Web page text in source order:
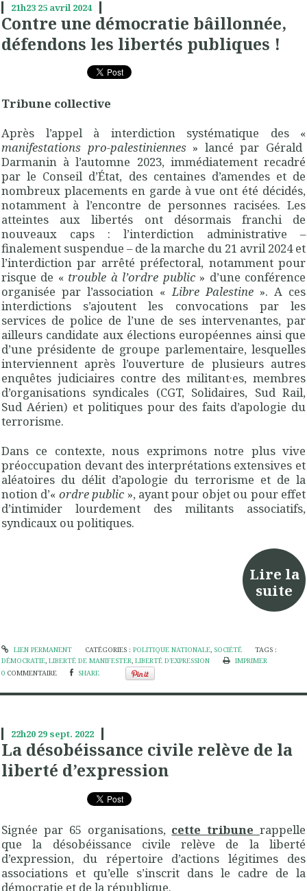
21h23 25 avril 2024
Contre une démocratie bâillonnée,
défendons les libertés publiques !
Tribune collective
Après l’appel à interdiction systématique des «
manifestations pro-palestiniennes» lancé par Gérald
Darmanin à l’automne 2023, immédiatement recadré
par le Conseil d’État, des centaines d’amendes et de
nombreux placements en garde à vue ont été décidés,
notamment à l’encontre de personnes racisées. Les
atteintes aux libertés ont désormais franchi de
nouveaux caps : l’interdiction administrative –
finalement suspendue – de la marche du 21 avril 2024 et
l’interdiction par arrêté préfectoral, notamment pour
risque de « trouble à l’ordre public» d’une conférence
organisée par l’association « Libre Palestine». A ces
interdictions s’ajoutent les convocations par les
services de police de l’une de ses intervenantes, par
ailleurs candidate aux élections européennes ainsi que
d’une présidente de groupe parlementaire, lesquelles
interviennent après l’ouverture de plusieurs autres
enquêtes judiciaires contre des militant·es, membres
d’organisations syndicales (CGT, Solidaires, Sud Rail,
Sud Aérien) et politiques pour des faits d’apologie du
terrorisme.
Dans ce contexte, nous exprimons notre plus vive
préoccupation devant des interprétations extensives et
aléatoires du délit d’apologie du terrorisme et de la
notion d’« ordre public », ayant pour objet ou pour effet
d’intimider lourdement des militants associatifs,
syndicaux ou politiques.
Lire la
suite
LIEN PERMANENT CATÉGORIES : POLITIQUE NATIONALE, SOCIÉTÉ
TAGS :
DÉMOCRATIE, LIBERTÉ DE MANIFESTER, LIBERTÉ D'EXPRESSION
IMPRIMER
0 COMMENTAIRE SHARE
22h20 29 sept. 2022
La désobéissance civile relève de la
liberté d’expression
Signée par 65 organisations, cette tribunerappelle
que la désobéissance civile relève de la liberté
d’expression, du répertoire d’actions légitimes des
associations et qu’elle s’inscrit dans le cadre de la
démocratie et de la république.